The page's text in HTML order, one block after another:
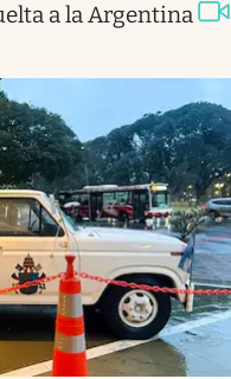
a la Argentina